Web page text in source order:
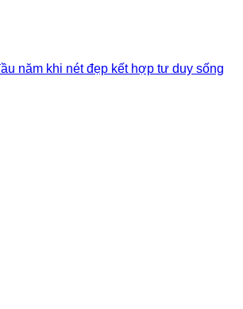
năm khi nét đẹp kết hợp tư duy sống